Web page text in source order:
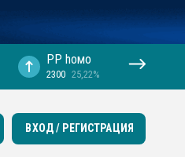
PP hомо
2300 25,22%
ВХОД / РЕГИСТРАЦИЯ